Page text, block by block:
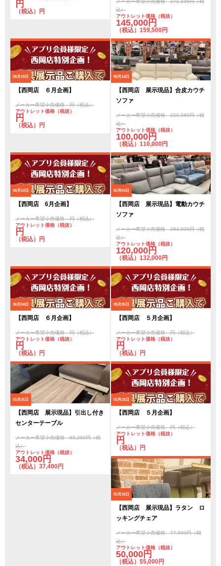
円
（税込）円
メーカー希望小売価格 271,100円（税
込）
アウトレット価格（税抜）
145,000円
（税込）159,500円
06月15日
【西岡店 ６月企画】
メーカー希望小売価格 円（税込）
アウトレット価格（税抜）
円
（税込）円
06月14日
【西岡店 展示現品】合皮カウチ
ソファ
メーカー希望小売価格 220,980円（税
込）
アウトレット価格（税抜）
100,000円
（税込）110,000円
06月14日
【西岡店 6月企画】
メーカー希望小売価格 円（税込）
アウトレット価格（税抜）
円
（税込）円
06月04日
【西岡店 展示現品】電動カウチ
ソファ
メーカー希望小売価格 284,000円（税
込）
アウトレット価格（税抜）
120,000円
（税込）132,000円
06月04日
【西岡店 ６月企画】
メーカー希望小売価格 円（税込）
アウトレット価格（税抜）
円
（税込）円
05月26日
【西岡店 ５月企画】
メーカー希望小売価格 円（税込）
アウトレット価格（税抜）
円
（税込）円
05月26日
【西岡店 展示現品】引出し付き
センターテーブル
メーカー希望小売価格 65,200円（税
込）
アウトレット価格（税抜）
34,000円
（税込）37,400円
05月18日
【西岡店 ５月企画】
メーカー希望小売価格 円（税込）
アウトレット価格（税抜）
円
（税込）円
05月18日
【西岡店 展示現品】ラタン ロ
ッキングチェア
メーカー希望小売価格 77,900円（税
込）
アウトレット価格（税抜）
50,000円
（税込）55,000円